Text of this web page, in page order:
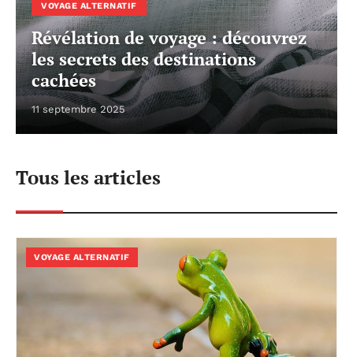
VOYAGE ALTERNATIF
Révélation de voyage : découvrez
les secrets des destinations
cachées
11 septembre 2025
Tous les articles
VOYAGE ALTERNATIF